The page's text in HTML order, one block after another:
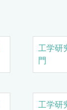
工学研
門
工学研